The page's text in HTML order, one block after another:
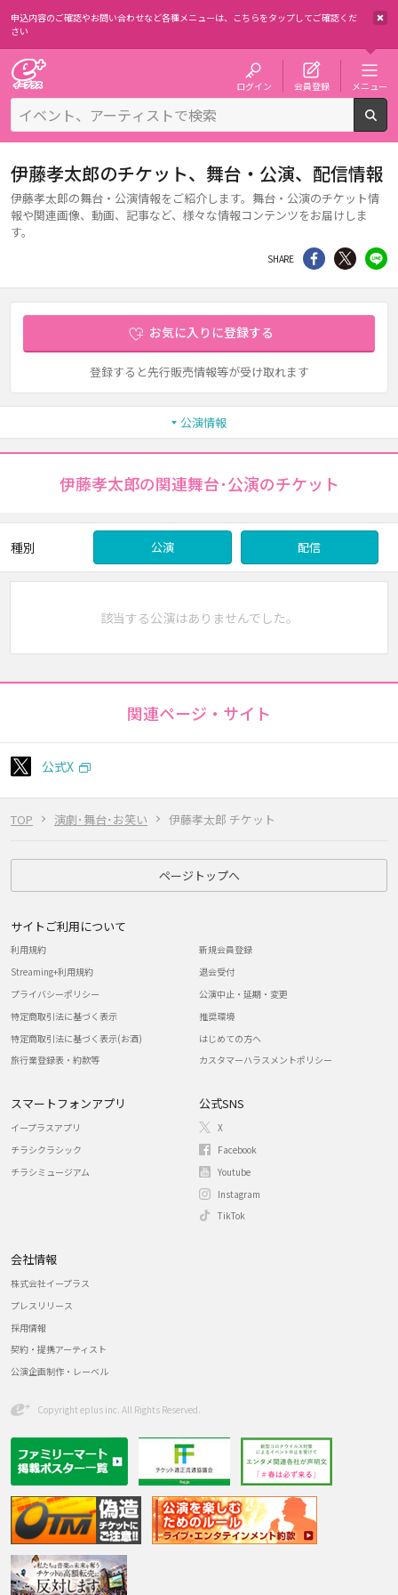
申込内容のご確認やお問い合わせなど各種メニューは、 こちらをタップしてご確認くだ
さい
ログイン 会員登録 メニュー
TOP 演劇･舞台･お笑い 伊藤孝太郎 チケット
伊藤孝太郎のチケット、舞台・公演、配信情報
伊藤孝太郎の舞台・公演情報をご紹介します。舞台・公演のチケット情
報や関連画像、動画、記事など、様々な情報コンテンツをお届けしま
す。
SHARE シェア Twitter
お気に入りに登録する
登録すると先行販売情報等が受け取れます
公演情報
伊藤孝太郎の関連舞台･公演のチケット
種別 公演 配信
該当する公演はありませんでした。
関連ページ・サイト
公式X
ページトップへ
サイトご利用について
利用規約
Streaming+利用規約
プライバシーポリシー
特定商取引法に基づく表示
特定商取引法に基づく表示(お酒)
旅行業登録表・約款等
新規会員登録
退会受付
公演中止・延期・変更
推奨環境
はじめての方へ
カスタマーハラスメントポリシー
スマートフォンアプリ
イープラスアプリ
チラシクラシック
チラシミュージアム
公式SNS
X
Facebook
Youtube
Instagram
TikTok
会社情報
株式会社イープラス
プレスリリース
採用情報
契約・提携アーティスト
公演企画制作・レーベル
Copyright eplus inc. All Rights Reserved.